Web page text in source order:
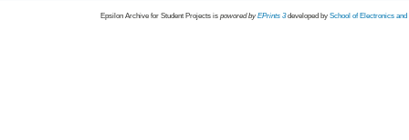
Epsilon Archive for Student Projects is powored byEPrints 3 developed by School of Electronics